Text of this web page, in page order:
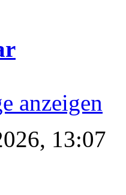
anzeigen
13:07